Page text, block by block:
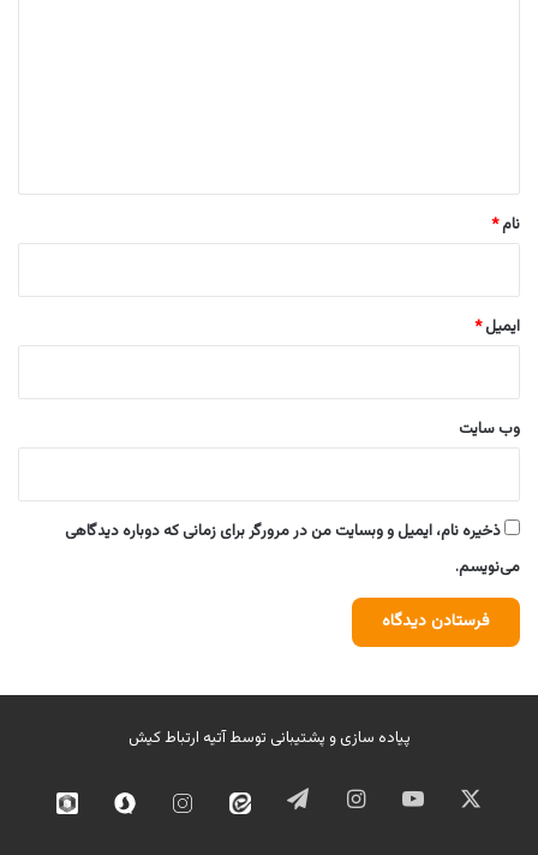
نام*
ایمیل*
وب‌ سایت
ذخیره نام، ایمیل و وبسایت من در مرورگر برای زمانی که دوباره دیدگاهی
می‌نویسم.
پیاده سازی و پشتیبانی توسطآتیه ارتباط کیش
ایکس یوتیوب اینستاگرامتلگرام ایتا
اینستاگرامسروش